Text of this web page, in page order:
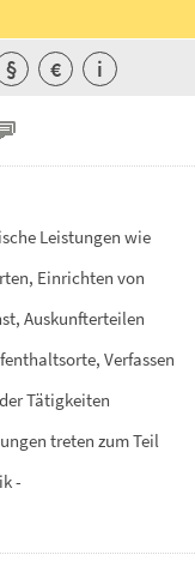
Leistungen wie
Einrichten von
Auskunfterteilen
Verfassen
derTätigkeiten
treten zumTeil
-
§ € i